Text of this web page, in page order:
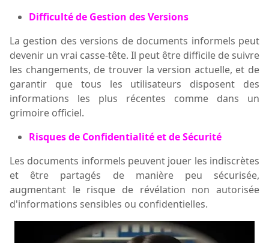
Difficulté de Gestion des Versions
La gestion des versions de documents informels peut
devenir un vrai casse-tête. Il peut être difficile de suivre
les changements, de trouver la version actuelle, et de
garantir que tous les utilisateurs disposent des
informations les plus récentes comme dans un
grimoire officiel.
Risques de Confidentialité et de Sécurité
Les documents informels peuvent jouer les indiscrètes
et être partagés de manière peu sécurisée,
augmentant le risque de révélation non autorisée
d'informations sensibles ou confidentielles.